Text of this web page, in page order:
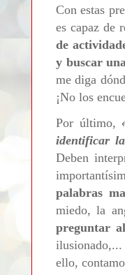
Con estas
es capaz de
de
y buscar
me diga
¡No los
Por último,
identificar
Deben
palabras
miedo, la
preguntar
ilusionado,...
ello,